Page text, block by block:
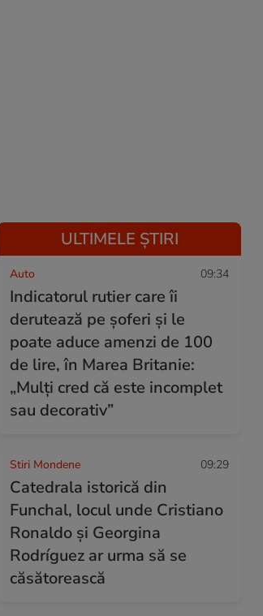
ULTIMELE ȘTIRI
Auto 09:34
Indicatorul rutier care îi
derutează pe șoferi și le
poate aduce amenzi de 100
de lire, în Marea Britanie:
„Mulți cred că este incomplet
sau decorativ”
Stiri Mondene 09:29
Catedrala istorică din
Funchal, locul unde Cristiano
Ronaldo și Georgina
Rodríguez ar urma să se
căsătorească